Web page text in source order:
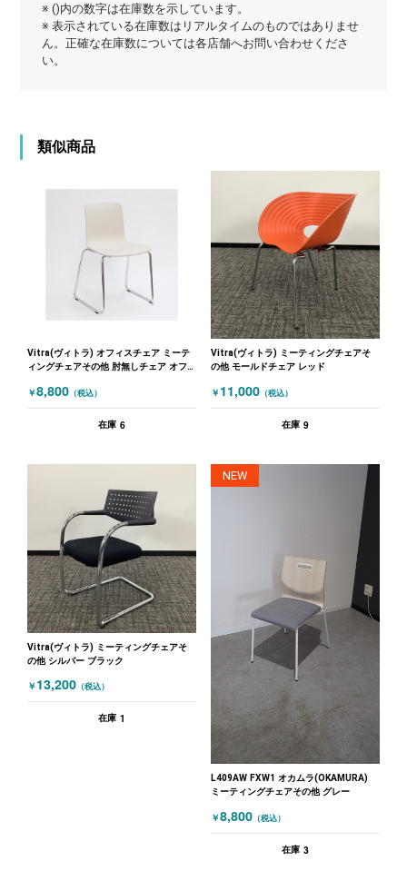
※ ()内の数字は在庫数を示しています。
※ 表示されている在庫数はリアルタイムのものではありませ
ん。正確な在庫数については各店舗へお問い合わせくださ
い。
類似商品
Vitra(ヴィトラ) オフィスチェア ミーテ
ィングチェアその他 肘無しチェア オフ
￥8,800 （税込）
在庫 6
Vitra(ヴィトラ) ミーティングチェアそ
の他 モールドチェア レッド
￥ 11,000 （税込）
在庫 9
Vitra(ヴィトラ) ミーティングチェアそ
の他 シルバー ブラック
￥ 13,200 （税込）
在庫 1
NEW
L409AW FXW1 オカムラ(OKAMURA)
ミーティングチェアその他 グレー
￥8,800 （税込）
在庫 3